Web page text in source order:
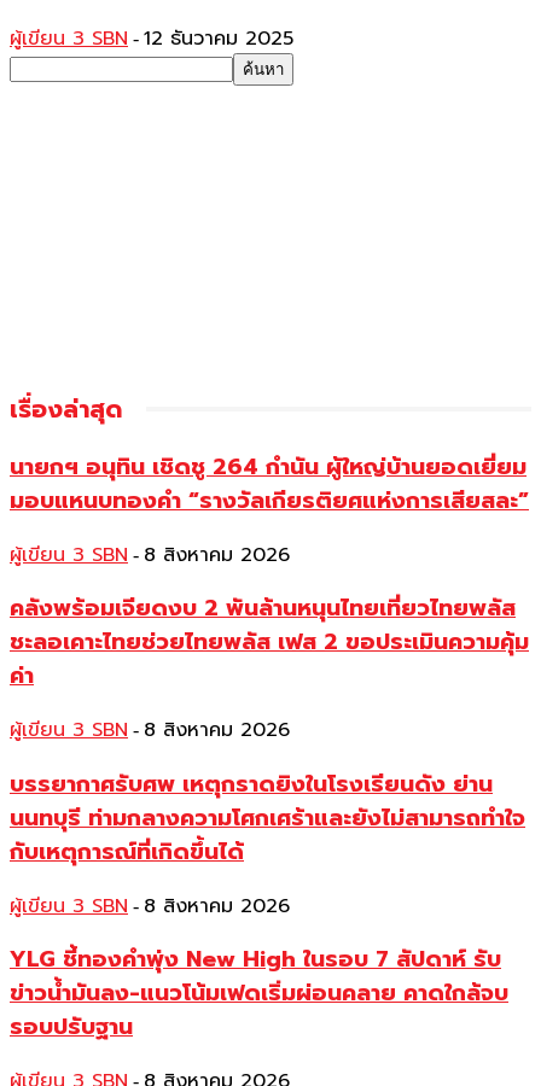
ผู้เขียน 3 SBN - 12 ธันวาคม 2025
เรื่องล่าสุด
นายกฯ อนุทิน เชิดชู 264 กำนัน ผู้ใหญ่บ้านยอดเยี่ยม
มอบแหนบทองคำ “รางวัลเกียรติยศแห่งการเสียสละ”
ผู้เขียน 3 SBN - 8 สิงหาคม 2026
คลังพร้อมเจียดงบ 2 พันล้านหนุนไทยเที่ยวไทยพลัส
ชะลอเคาะไทยช่วยไทยพลัส เฟส 2 ขอประเมินความคุ้ม
ค่า
ผู้เขียน 3 SBN - 8 สิงหาคม 2026
บรรยากาศรับศพ เหตุกราดยิงในโรงเรียนดัง ย่าน
นนทบุรี ท่ามกลางความโศกเศร้าและยังไม่สามารถทำใจ
กับเหตุการณ์ที่เกิดขึ้นได้
ผู้เขียน 3 SBN - 8 สิงหาคม 2026
YLG ชี้ทองคำพุ่ง New High ในรอบ 7 สัปดาห์ รับ
ข่าวน้ำมันลง-แนวโน้มเฟดเริ่มผ่อนคลาย คาดใกล้จบ
รอบปรับฐาน
-